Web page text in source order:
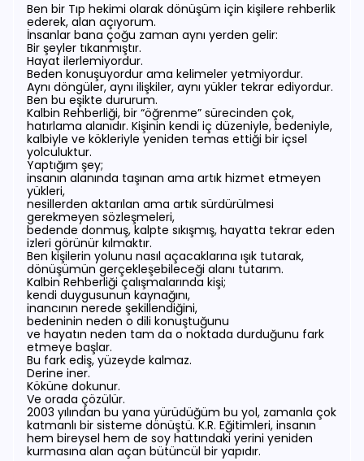
Ben bir Tıp hekimi olarak dönüşüm için kişilere rehberlik
ederek, alan açıyorum.
İnsanlar bana çoğu zaman aynı yerden gelir:
Bir şeyler tıkanmıştır.
Hayat ilerlemiyordur.
Beden konuşuyordur ama kelimeler yetmiyordur.
Aynı döngüler, aynı ilişkiler, aynı yükler tekrar ediyordur.
Ben bu eşikte dururum.
Kalbin Rehberliği, bir “öğrenme” sürecinden çok,
hatırlama alanıdır. Kişinin kendi iç düzeniyle, bedeniyle,
kalbiyle ve kökleriyle yeniden temas ettiği bir içsel
yolculuktur.
Yaptığım şey;
insanın alanında taşınan ama artık hizmet etmeyen
yükleri,
nesillerden aktarılan ama artık sürdürülmesi
gerekmeyen sözleşmeleri,
bedende donmuş, kalpte sıkışmış, hayatta tekrar eden
izleri görünür kılmaktır.
Ben kişilerin yolunu nasıl açacaklarına ışık tutarak,
dönüşümün gerçekleşebileceği alanı tutarım.
Kalbin Rehberliği çalışmalarında kişi;
kendi duygusunun kaynağını,
inancının nerede şekillendiğini,
bedeninin neden o dili konuştuğunu
ve hayatın neden tam da o noktada durduğunu fark
etmeye başlar.
Bu fark ediş, yüzeyde kalmaz.
Derine iner.
Köküne dokunur.
Ve orada çözülür.
2003 yılından bu yana yürüdüğüm bu yol, zamanla çok
katmanlı bir sisteme dönüştü. K.R. Eğitimleri, insanın
hem bireysel hem de soy hattındaki yerini yeniden
kurmasına alan açan bütüncül bir yapıdır.